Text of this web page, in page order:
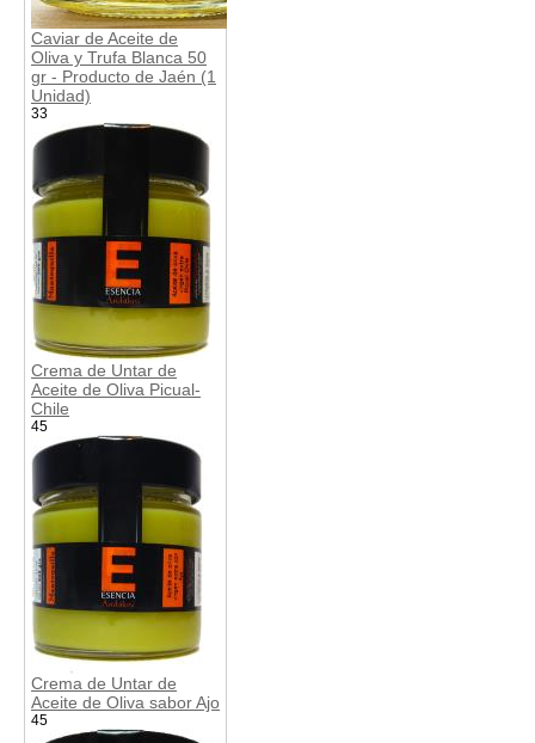
Caviar de Aceite de
Oliva y Trufa Blanca 50
gr - Producto de Jaén (1
Unidad)
33
Crema de Untar de
Aceite de Oliva Picual-
Chile
45
Crema de Untar de
Aceite de Oliva sabor Ajo
45